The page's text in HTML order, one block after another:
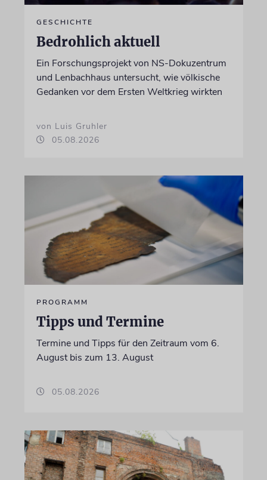
GESCHICHTE
Bedrohlich aktuell
Ein Forschungsprojekt von NS-Dokuzentrum
und Lenbachhaus untersucht, wie völkische
Gedanken vor dem Ersten Weltkrieg wirkten
von Luis Gruhler
05.08.2026
PROGRAMM
Tipps und Termine
Termine und Tipps für den Zeitraum vom 6.
August bis zum 13. August
05.08.2026